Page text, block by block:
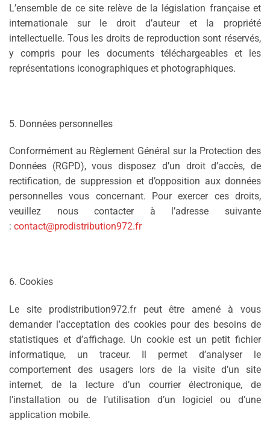
L’ensemble de ce site relève de la législation française et
internationale sur le droit d’auteur et la propriété
intellectuelle. Tous les droits de reproduction sont réservés,
y compris pour les documents téléchargeables et les
représentations iconographiques et photographiques.
5. Données personnelles
Conformément au Règlement Général sur la Protection des
Données (RGPD), vous disposez d’un droit d’accès, de
rectification, de suppression et d’opposition aux données
personnelles vous concernant. Pour exercer ces droits,
veuillez nous contacter à l’adresse suivante
: contact@prodistribution972.fr
6. Cookies
Le site prodistribution972.fr peut être amené à vous
demander l’acceptation des cookies pour des besoins de
statistiques et d’affichage. Un cookie est un petit fichier
informatique, un traceur. Il permet d’analyser le
comportement des usagers lors de la visite d’un site
internet, de la lecture d’un courrier électronique, de
l’installation ou de l’utilisation d’un logiciel ou d’une
application mobile.